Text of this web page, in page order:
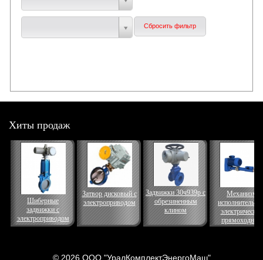
Хиты продаж
Шиберные
задвижки с
электроприводом
Затвор дисковый с
электроприводом
Задвижки 30ч939р с
обрезиненным
клином
Механизм
электрический
прямоходный
© 2026 ООО "УралКомплектЭнергоМаш"